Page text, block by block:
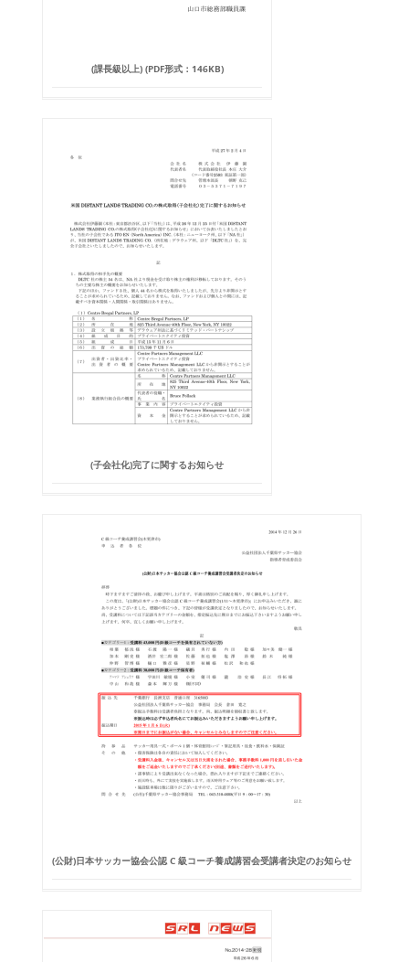
(課長級以上) (PDF形式：146KB)
(子会社化)完了に関するお知らせ
(公財)日本サッカー協会公認 C 級コーチ養成講習会受講者決定のお知らせ